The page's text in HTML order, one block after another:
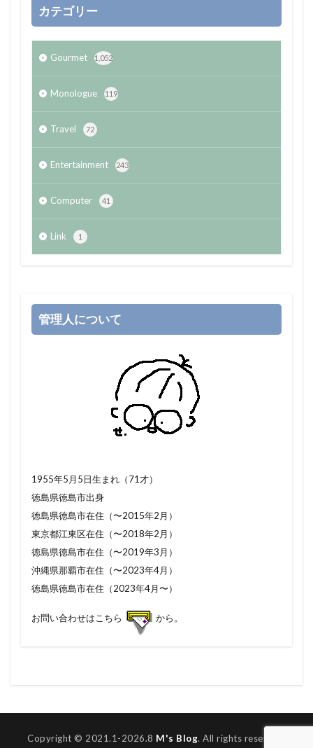
カテゴリー
Gourmet 1,052
Monologue 119
Travel 72
Entertainment 243
Computer 41
Link 1
管理人について
1955年5月5日生まれ（71才）
徳島県徳島市出身
徳島県徳島市在住（〜2015年2月）
東京都江東区在住（〜2018年2月）
徳島県徳島市在住（〜2019年3月）
沖縄県那覇市在住（〜2023年4月）
徳島県徳島市在住（2023年4月〜）
お問い合わせはこちら から。
Copyright © 2021.1-2026.8 M's Blog. All rights reserved.